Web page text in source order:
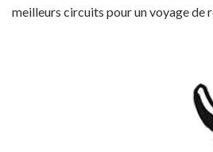
meilleurs circuits pour un voyage de